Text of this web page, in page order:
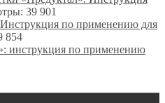
39 901
по применению для
854
инструкция по применению